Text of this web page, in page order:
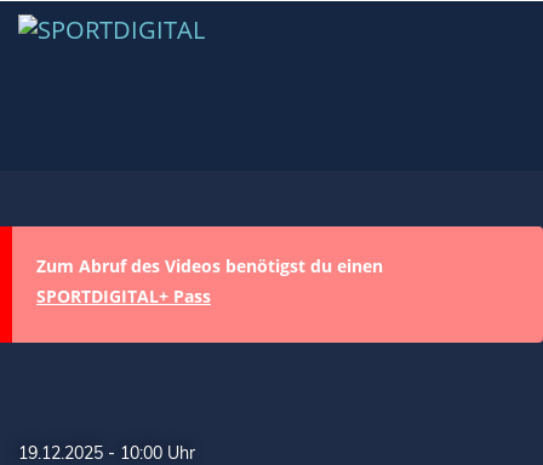
Zum Abruf des Videos benötigst du einen
SPORTDIGITAL+ Pass
19.12.2025 - 10:00 Uhr